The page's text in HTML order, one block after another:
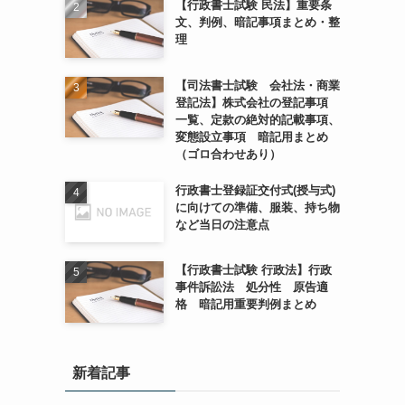
【行政書士試験 民法】重要条
文、判例、暗記事項まとめ・整
理
【司法書士試験 会社法・商業
登記法】株式会社の登記事項
一覧、定款の絶対的記載事項、
変態設立事項 暗記用まとめ
（ゴロ合わせあり）
行政書士登録証交付式(授与式)
に向けての準備、服装、持ち物
など当日の注意点
【行政書士試験 行政法】行政
事件訴訟法 処分性 原告適
格 暗記用重要判例まとめ
新着記事